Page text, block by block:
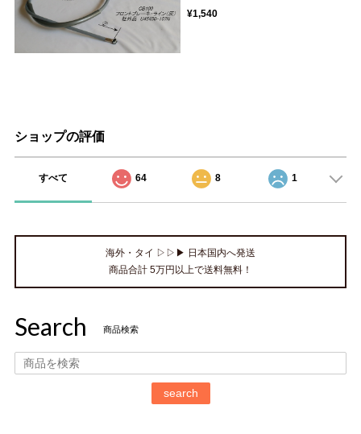
¥1,540
ショップの評価
すべて 64 8 1
海外・タイ ▷▷▶ 日本国内へ発送
商品合計 5万円以上で送料無料！
Search 商品検索
search